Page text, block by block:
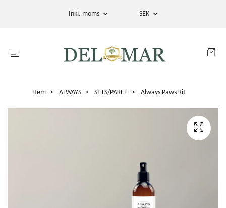
Inkl. moms SEK
Hem ALWAYS SETS/PAKET Always Paws Kit